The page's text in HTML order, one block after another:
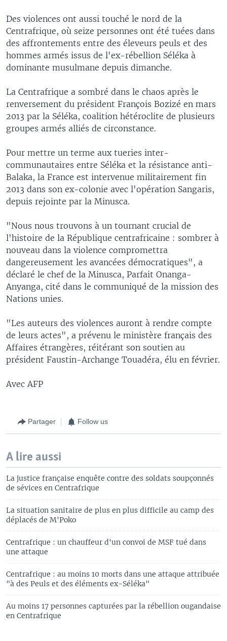
Des violences ont aussi touché le nord de la
Centrafrique, où seize personnes ont été tuées dans
des affrontements entre des éleveurs peuls et des
hommes armés issus de l'ex-rébellion Séléka à
dominante musulmane depuis dimanche.
La Centrafrique a sombré dans le chaos après le
renversement du président François Bozizé en mars
2013 par la Séléka, coalition hétéroclite de plusieurs
groupes armés alliés de circonstance.
Pour mettre un terme aux tueries inter-
communautaires entre Séléka et la résistance anti-
Balaka, la France est intervenue militairement fin
2013 dans son ex-colonie avec l'opération Sangaris,
depuis rejointe par la Minusca.
"Nous nous trouvons à un tournant crucial de
l'histoire de la République centrafricaine : sombrer à
nouveau dans la violence compromettra
dangereusement les avancées démocratiques", a
déclaré le chef de la Minusca, Parfait Onanga-
Anyanga, cité dans le communiqué de la mission des
Nations unies.
"Les auteurs des violences auront à rendre compte
de leurs actes", a prévenu le ministère français des
Affaires étrangères, réitérant son soutien au
président Faustin-Archange Touadéra, élu en février.
Avec AFP
Partager Follow us
A lire aussi
La justice française enquête contre des soldats soupçonnés
de sévices en Centrafrique
La situation sanitaire de plus en plus difficile au camp des
déplacés de M'Poko
Centrafrique : un chauffeur d'un convoi de MSF tué dans
une attaque
Centrafrique : au moins 10 morts dans une attaque attribuée
"à des Peuls et des éléments ex-Séléka"
Au moins 17 personnes capturées par la rébellion ougandaise
en Centrafrique